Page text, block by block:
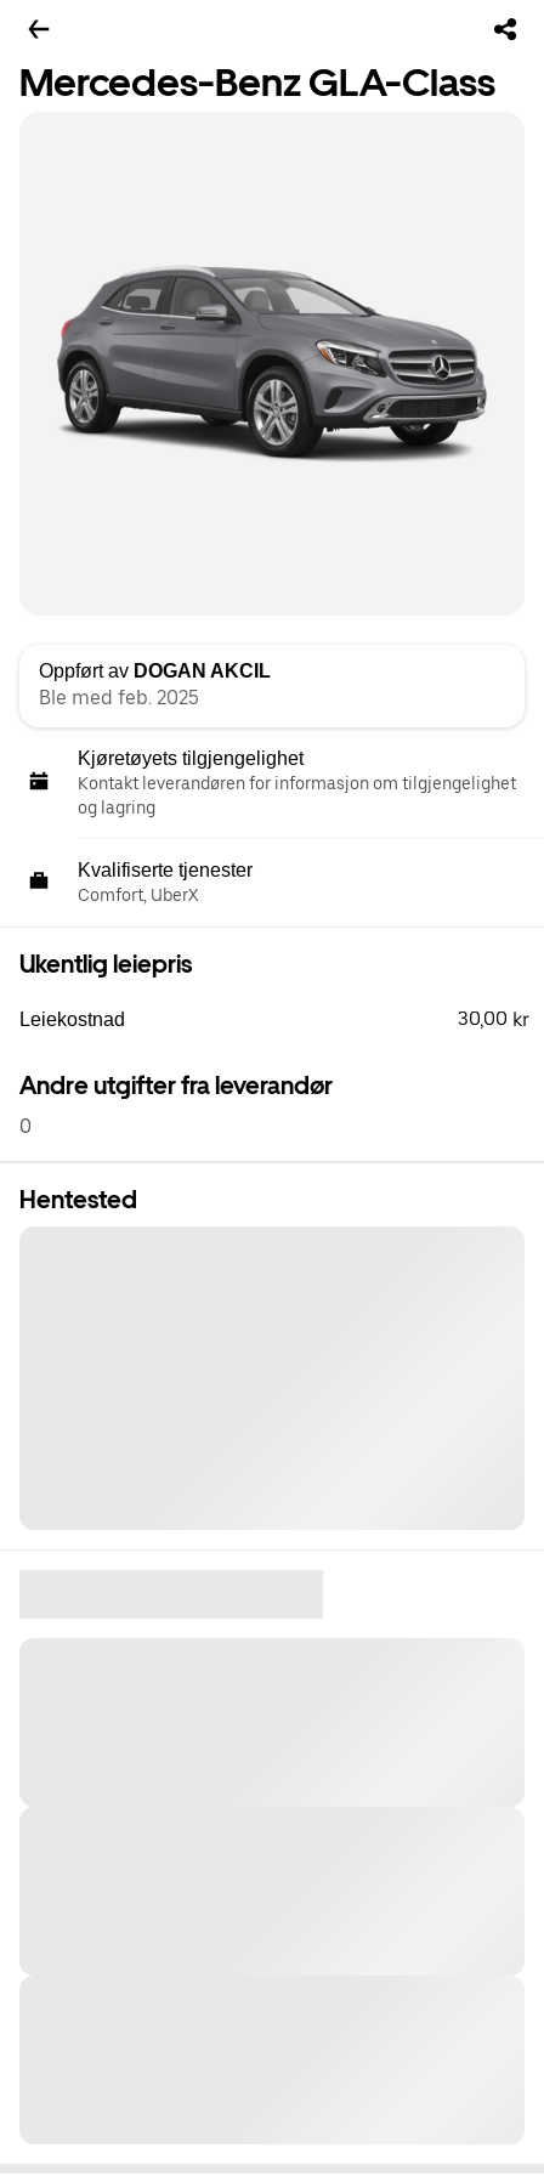
Mercedes-Benz GLA-Class
Oppført av DOGAN AKCIL
Ble med feb. 2025
Kjøretøyets tilgjengelighet
Kontakt leverandøren for informasjon om tilgjengelighet
og lagring
Kvalifiserte tjenester
Comfort, UberX
Ukentlig leiepris
Leiekostnad 30,00 kr
Andre utgifter fra leverandør
0
Hentested